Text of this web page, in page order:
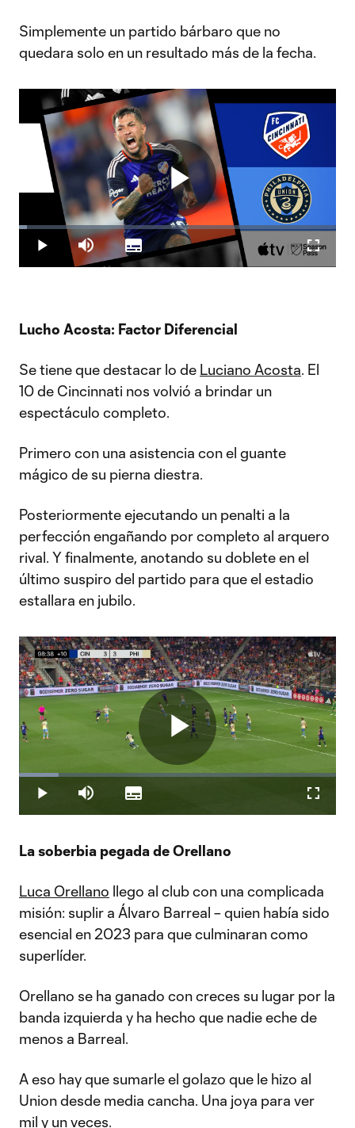
Simplemente un partido bárbaro que no
quedara solo en un resultado más de la fecha.
Play
Play Mute
Loaded:
2.41%
Subtitles
Lucho Acosta: Factor Diferencial
Se tiene que destacar lo de Luciano Acosta. El
10 de Cincinnati nos volvió a brindar un
espectáculo completo.
Primero con una asistencia con el guante
mágico de su pierna diestra.
Posteriormente ejecutando un penalti a la
perfección engañando por completo al arquero
rival. Y finalmente, anotando su doblete en el
último suspiro del partido para que el estadio
estallara en jubilo.
Play
Video
Play Mute
Loaded:
12.44%
Subtitles
La soberbia pegada de Orellano
Luca Orellano llego al club con una complicada
misión: suplir a Álvaro Barreal – quien había sido
esencial en 2023 para que culminaran como
superlíder.
Orellano se ha ganado con creces su lugar por la
banda izquierda y ha hecho que nadie eche de
menos a Barreal.
A eso hay que sumarle el golazo que le hizo al
Union desde media cancha. Una joya para ver
mil y un veces.